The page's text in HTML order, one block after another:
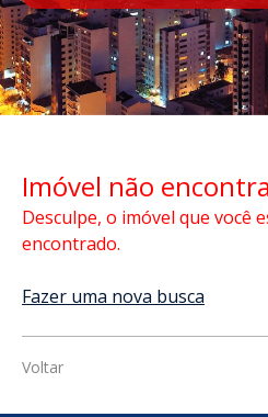
Imóvel não
Desculpe, o imóvel que você
encontrado.
Fazer uma nova busca
Voltar